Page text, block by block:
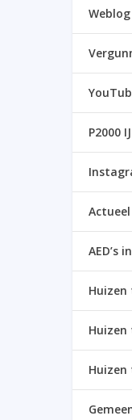
P2000
AED’s
Huizen
Huizen